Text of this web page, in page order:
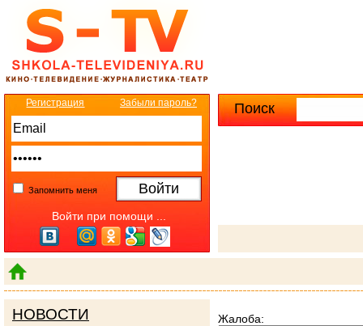
Поиск
Регистрация Забыли пароль?
Запомнить меня
Войти при помощи ...
Жалоба:
НОВОСТИ